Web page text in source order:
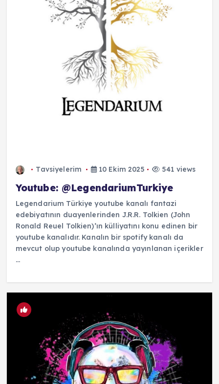
Tavsiyelerim 10 Ekim 2025 541 views
Youtube: @LegendariumTurkiye
Legendarium Türkiye youtube kanalı fantazi
edebiyatının duayenlerinden J.R.R. Tolkien (John
Ronald Reuel Tolkien)’ın külliyatını konu edinen bir
youtube kanalıdır. Kanalın bir spotify kanalı da
mevcut olup youtube kanalında yayınlanan içerikler
...